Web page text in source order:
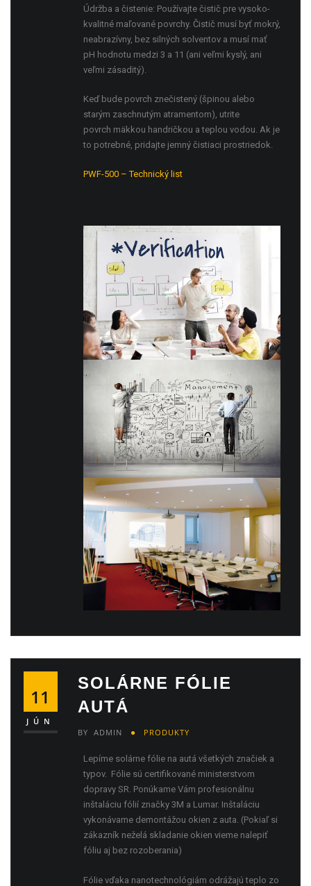
Údržba a čistenie: Používajte čistič pre vysoko-
kvalitné maľované povrchy. Čistič musí byť mokrý,
neabrazívny, bez silných solventov a musí mať
pH hodnotu medzi 3 a 11 (ani veľmi kyslý, ani
veľmi zásaditý).
Keď bude povrch znečistený (špinou alebo
starým zaschnutým atramentom), utrite
povrch mäkkou handričkou a teplou vodou. Ak je
to potrebné, pridajte jemný čistiaci prostriedok.
PWF-500 – Technický list
11
JÚN
SOLÁRNE FÓLIE
AUTÁ
BY ADMIN PRODUKTY
Lepíme solárne fólie na autá všetkých značiek a
typov. Fólie sú certifikované ministerstvom
dopravy SR. Ponúkame Vám profesionálnu
inštaláciu fólií značky 3M a Lumar. Inštaláciu
vykonávame demontážou okien z auta. (Pokiaľ si
zákazník neželá skladanie okien vieme nalepiť
fóliu aj bez rozoberania)
Fólie vďaka nanotechnológiám odrážajú teplo zo